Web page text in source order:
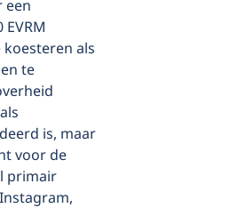
een
als
te
is, maar
voor de
primair